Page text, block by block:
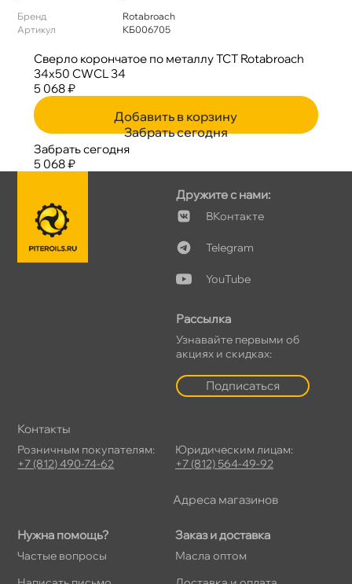
Бренд
Rotabroach
Артикул
КБ006705
Сверло корончатое по металлу TCT Rotabroach
34х50 CWCL 34
5 068 ₽
Добавить в корзину
Забрать сегодня
Забрать сегодня
5 068 ₽
Нужна помощь?
Частые вопросы
Заказ и доставка
Масла оптом
Дружите с нами:
Контакте
Telegram
YouTube
Рассылка
Узнавайте первыми о
акциях и скидках:
Подписаться
Контакты
Розничным покупателям:
+7 (812) 490-74-62
Юридическим лицам:
+7 (812) 564-49-92
Адреса магазино